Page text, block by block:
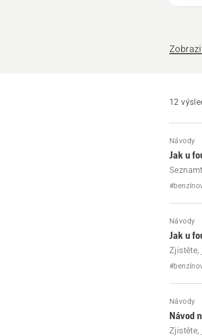
12
Návody
Jak u
abyste
Návody
Jak u
Zjistěte,
motoru
Návody
Návod
Zjistěte,